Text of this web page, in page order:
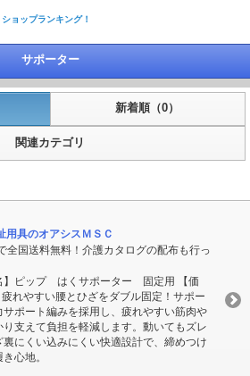
ョップランキング！
サポーター
新着順（0）
関連カテゴリ
用具のオアシスＭＳＣ
全国送料無料！介護カタログの配布も行っ
】ピップ はくサポーター 固定用 【価
れやすい腰とひざをダブル固定！サポー
サポート編みを採用し、疲れやすい筋肉や
り支えて負担を軽減します。動いてもズレ
裏にくい込みにくい快適設計で、締めつけ
心地。